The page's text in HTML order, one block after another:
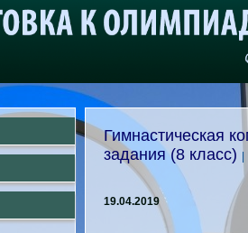
Гимнастическая
задания (8 класс)
19.04.2019